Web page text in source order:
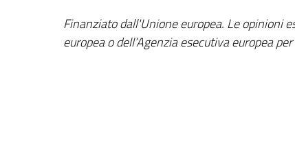
Finanziato dall'Unione europea. Le opinioni
europea o dell’Agenzia esecutiva europea